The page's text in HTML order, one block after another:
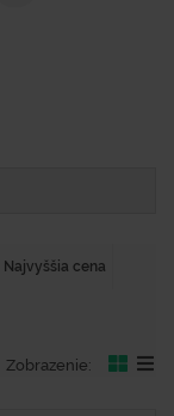
Najvyššia cena
Zobrazenie: